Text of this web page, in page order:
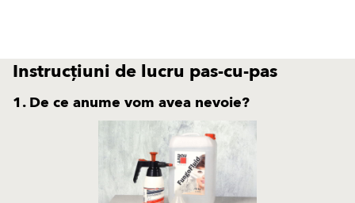
Instrucțiuni de lucru pas-cu-pas
1. De ce anume vom avea nevoie?